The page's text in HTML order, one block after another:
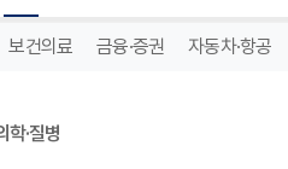
보건의료 금융·증권 자동차·항공
학·질병